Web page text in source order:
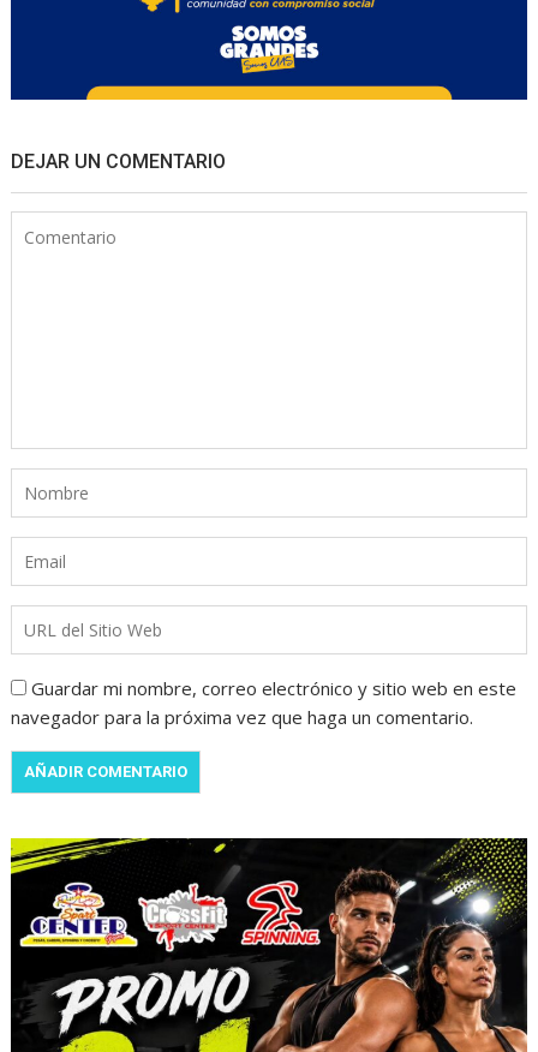
DEJAR UN COMENTARIO
Guardar mi nombre, correo electrónico y sitio web en este
navegador para la próxima vez que haga un comentario.